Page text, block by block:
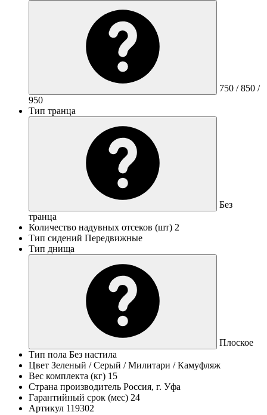
750 / 850 /
950
Тип транца
Без
транца
Количество надувных отсеков (шт) 2
Тип сидений Передвижные
Тип днища
Плоское
Тип пола Без настила
Цвет Зеленый / Серый / Милитари / Камуфляж
Вес комплекта (кг) 15
Страна производитель Россия, г. Уфа
Гарантийный срок (мес) 24
Артикул 119302